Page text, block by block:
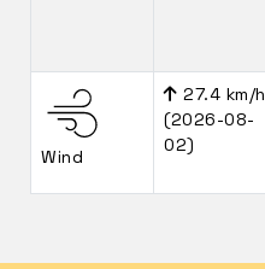
Wind
27.4 km/h
(2026-08-
02)